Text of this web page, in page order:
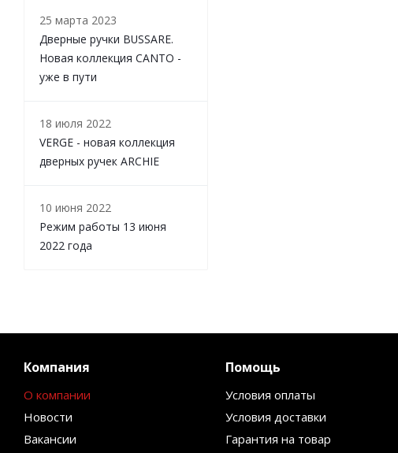
25 марта 2023
Дверные ручки BUSSARE.
Новая коллекция CANTO -
уже в пути
18 июля 2022
VERGE - новая коллекция
дверных ручек ARCHIE
10 июня 2022
Режим работы 13 июня
2022 года
Компания
О компании
Новости
Вакансии
Помощь
Условия оплаты
Условия доставки
Гарантия на товар